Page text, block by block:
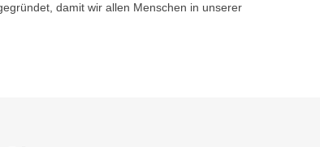
damit wir allen Menschen in unserer